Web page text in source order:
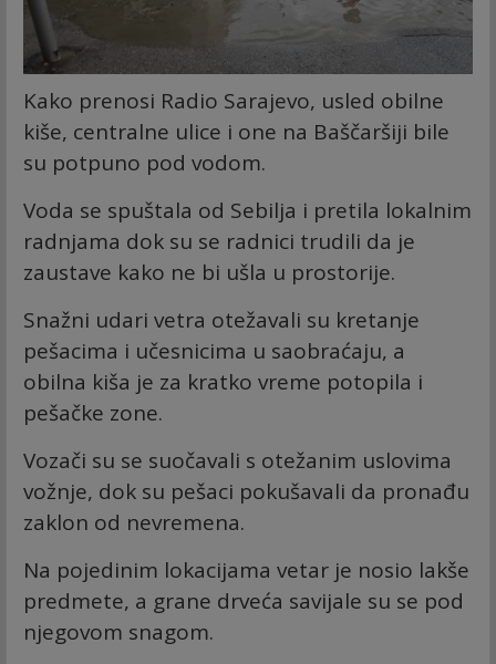
Kako prenosi Radio Sarajevo, usled obilne
kiše, centralne ulice i one na Baščaršiji bile
su potpuno pod vodom.
Voda se spuštala od Sebilja i pretila lokalnim
radnjama dok su se radnici trudili da je
zaustave kako ne bi ušla u prostorije.
Snažni udari vetra otežavali su kretanje
pešacima i učesnicima u saobraćaju, a
obilna kiša je za kratko vreme potopila i
pešačke zone.
Vozači su se suočavali s otežanim uslovima
vožnje, dok su pešaci pokušavali da pronađu
zaklon od nevremena.
Na pojedinim lokacijama vetar je nosio lakše
predmete, a grane drveća savijale su se pod
njegovom snagom.